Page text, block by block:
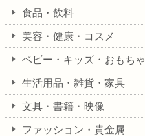
食品・飲料
美容・健康・コスメ
ベビー・キッズ・おもちゃ
生活用品・雑貨・家具
文具・書籍・映像
ファッション・貴金属